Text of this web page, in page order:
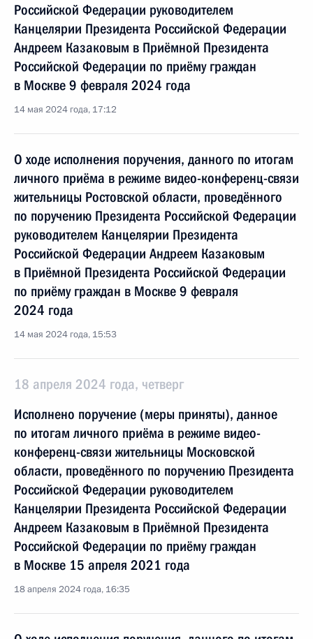
Российской Федерации руководителем
Канцелярии Президента Российской Федерации
Андреем Казаковым в Приёмной Президента
Российской Федерации по приёму граждан
в Москве 9 февраля 2024 года
14 мая 2024 года, 17:12
О ходе исполнения поручения, данного по итогам
личного приёма в режиме видео-конференц-связи
жительницы Ростовской области, проведённого
по поручению Президента Российской Федерации
руководителем Канцелярии Президента
Российской Федерации Андреем Казаковым
в Приёмной Президента Российской Федерации
по приёму граждан в Москве 9 февраля
2024 года
14 мая 2024 года, 15:53
18 апреля 2024 года, четверг
Исполнено поручение (меры приняты), данное
по итогам личного приёма в режиме видео-
конференц-связи жительницы Московской
области, проведённого по поручению Президента
Российской Федерации руководителем
Канцелярии Президента Российской Федерации
Андреем Казаковым в Приёмной Президента
Российской Федерации по приёму граждан
в Москве 15 апреля 2021 года
18 апреля 2024 года, 16:35